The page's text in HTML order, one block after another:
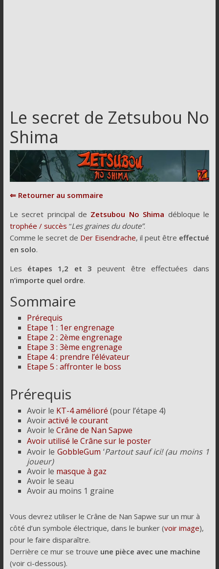
Le secret de Zetsubou No
Shima
⇐ Retourner au sommaire
Le secret principal de Zetsubou No Shima débloque le
trophée / succès “Les graines du doute”.
Comme le secret de Der Eisendrache, il peut être effectué
en solo.
Les étapes 1,2 et 3 peuvent être effectuées dans
n’importe quel ordre.
Sommaire
Prérequis
Etape 1 : 1er engrenage
Etape 2 : 2ème engrenage
Etape 3 : 3ème engrenage
Etape 4 : prendre l’élévateur
Etape 5 : affronter le boss
Prérequis
Avoir le KT-4 amélioré (pour l’étape 4)
Avoiractivé le courant
Avoir le Crâne de Nan Sapwe
Avoir utilisé le Crâne sur le poster
Avoir le GobbleGum ‘Partout sauf ici! (au moins 1
joueur)
Avoir le masque à gaz
Avoir le seau
Avoir au moins 1 graine
Vous devrez utiliser le Crâne de Nan Sapwe sur un mur à
côté d’un symbole électrique, dans le bunker (voir image),
pour le faire disparaître.
Derrière ce mur se trouve une pièce avec une machine
(voir ci-dessous).